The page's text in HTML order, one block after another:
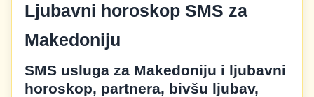
Ljubavni horoskop SMS za
Makedoniju
SMS usluga za Makedoniju i ljubavni
horoskop, partnera, bivšu ljubav,